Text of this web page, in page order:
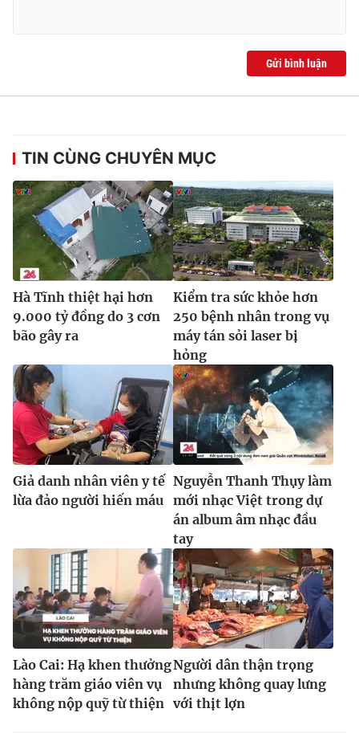
024.38 355 931 - 024.38 355 932
Ðiện thoại Thời báo VTV:024.66 897 897
Liên hệ quảng cáo:
024-7300.7108
® Cấm sao chép dưới mọi hình thức nếu không có sự chấp
thuận bằng văn bản. Ghi rõ nguồn VTV.vn khi phát hành lại
thông tin từ website này.
Gửi bình luận
TIN CÙNG CHUYÊN MỤC
Hà Tĩnh thiệt hại hơn
9.000 tỷ đồng do 3 cơn
bão gây ra
Kiểm tra sức khỏe hơn
250 bệnh nhân trong vụ
máy tán sỏi laser bị
hỏng
Giả danh nhân viên y tế
lừa đảo người hiến máu
Nguyễn Thanh Thụy làm
mới nhạc Việt trong dự
án album âm nhạc đầu
tay
Lào Cai: Hạ khen thưởng
hàng trăm giáo viên vụ
không nộp quỹ từ thiện
Người dân thận trọng
nhưng không quay lưng
với thịt lợn